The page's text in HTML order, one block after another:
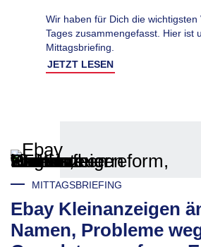
Wir haben für Dich die
Tages zusammengefasst. Hier ist
Mittagsbriefing.
JETZT LESEN
MITTAGSBRIEFING
Ebay Kleinanzeigen
Namen, Probleme